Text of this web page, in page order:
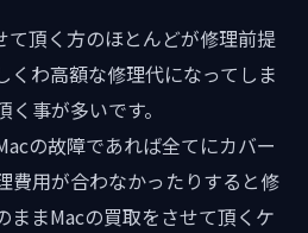
て頂く方のほとんどが修理前提
くわ高額な修理代になってしま
事が多いです。
の故障であれば全てにカバー
費用が合わなかったりすると修
ままMacの買取をさせて頂くケ